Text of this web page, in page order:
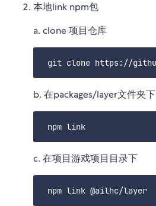
本地link npm包
a. clone 项目仓库
b. 在packages/layer文件夹下
c. 在项目游戏项目目录下